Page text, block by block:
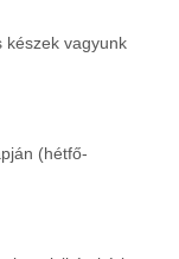
készek vagyunk
(hétfő-